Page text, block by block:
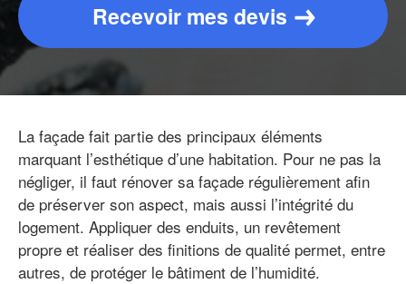
Recevoir mes devis
La façade fait partie des principaux éléments
marquant l’esthétique d’une habitation. Pour ne pas la
négliger, il faut rénover sa façade régulièrement afin
de préserver son aspect, mais aussi l’intégrité du
logement. Appliquer des enduits, un revêtement
propre et réaliser des finitions de qualité permet, entre
autres, de protéger le bâtiment de l’humidité.